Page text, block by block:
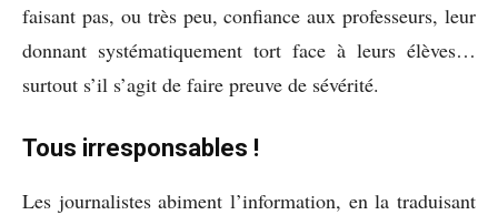
faisant pas, ou très peu, confiance aux professeurs, leur
donnant systématiquement tort face à leurs élèves…
surtout s’il s’agit de faire preuve de sévérité.
Tous irresponsables !
Les journalistes abiment l’information, en la traduisant